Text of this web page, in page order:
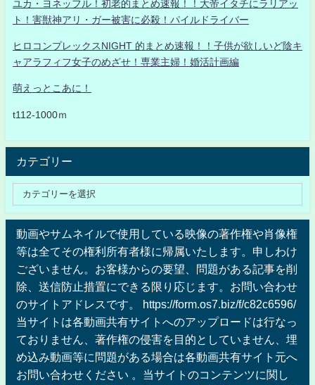
ユカ・ヨネッフル！初老的まとめ速報！！大帝イタチにラリアッ
ト！害獣神アリ・ガー被害に必殺！パイルドライバー
ヒロコンプレックスNIGHT 的まとめ速報！！子供が欲しいど陰キ
ャアラフィフ女子のめざせ！専業主婦！婚活計画編
萌えっとこあに！
t112-1000ｍ
カテゴリー
動画やサムネイルで使用している映像の著作権や肖像権
等は全てその権利所有者様に帰属いたします。申しわけ
ございません。お客様からの要望、問題がある記事を削
除、送信防止措置にできる限り応じます。お問い合わせ
のサイトアドレスです。 https://form.os7.biz/f/c82c6596/
当サイトは各動画共有サイトへのアップロードは行なっ
ておりません、著作権の侵害を目的としていません、埋
め込み動画等に問題がある場合は各動画共有サイト元へ
お問い合わせください 。当サイトのコンテンツに関し